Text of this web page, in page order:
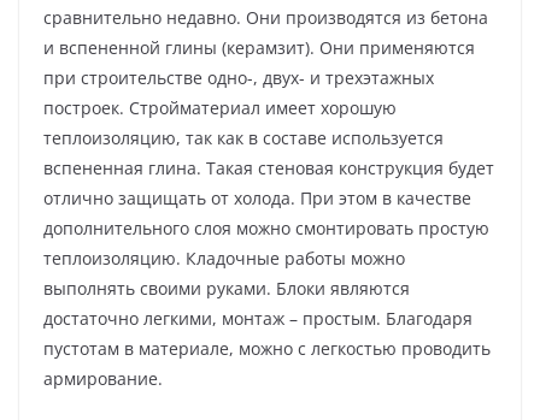
сравнительно недавно. Они производятся из бетона
и вспененной глины (керамзит). Они применяются
при строительстве одно-, двух- и трехэтажных
построек. Стройматериал имеет хорошую
теплоизоляцию, так как в составе используется
вспененная глина. Такая стеновая конструкция будет
отлично защищать от холода. При этом в качестве
дополнительного слоя можно смонтировать простую
теплоизоляцию. Кладочные работы можно
выполнять своими руками. Блоки являются
достаточно легкими, монтаж – простым. Благодаря
пустотам в материале, можно с легкостью проводить
армирование.